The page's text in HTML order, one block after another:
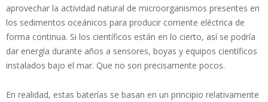
aprovechar la actividad natural de microorganismos presentes en
los sedimentos oceánicos para producir corriente eléctrica de
forma continua. Si los científicos están en lo cierto, así se podría
dar energía durante años a sensores, boyas y equipos científicos
instalados bajo el mar. Que no son precisamente pocos.
En realidad, estas baterías se basan en un principio relativamente